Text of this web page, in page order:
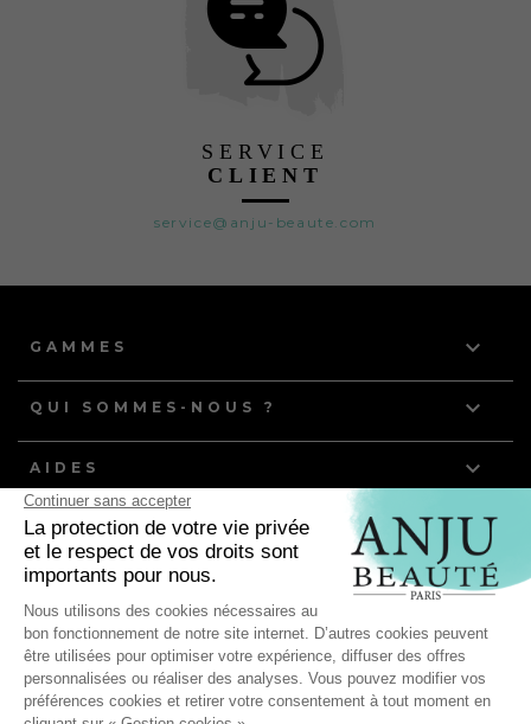
SERVICE
CLIENT
service@anju-beaute.com
GAMMES 
QUI SOMMES-NOUS ? 
AIDES 
NOS DERNIERS ARTICLES
Quelle routine de toilettage pour les chiens et chats à
poils gras ?
Anju Beauté, partenaire de l'équipe de France d'Agility
pour ses compétitions mondiales !